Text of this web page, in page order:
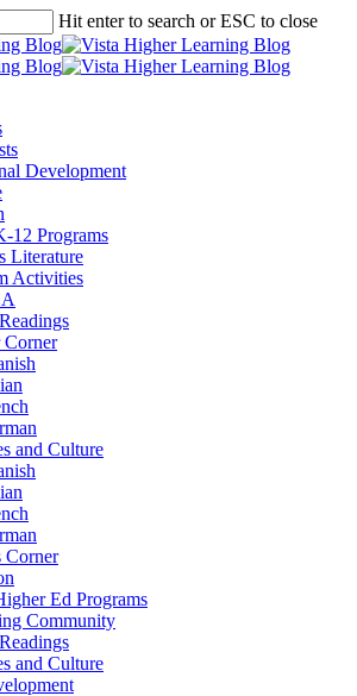
Hit enter to search or ESC to close
Development
12 Programs
Literature
Activities
Corner
and Culture
Corner
Ed Programs
Community
and Culture